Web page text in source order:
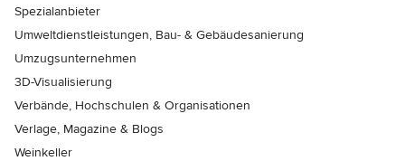
Spezialanbieter
Umweltdienstleistungen, Bau- & Gebäudesanierung
Umzugsunternehmen
3D-Visualisierung
Verbände, Hochschulen & Organisationen
Verlage, Magazine & Blogs
Weinkeller